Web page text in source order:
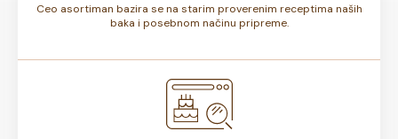
Ceo asortiman bazira se na starim proverenim receptima naših
baka i posebnom načinu pripreme.